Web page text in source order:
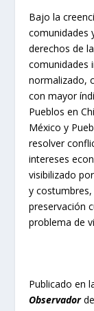
Bajo la
comunidades
derechos de
comunidades
normalizado,
con mayor
Pueblos en
México y
resolver
intereses
visibilizado
y
preservación
problema de
Publicado en
Observador